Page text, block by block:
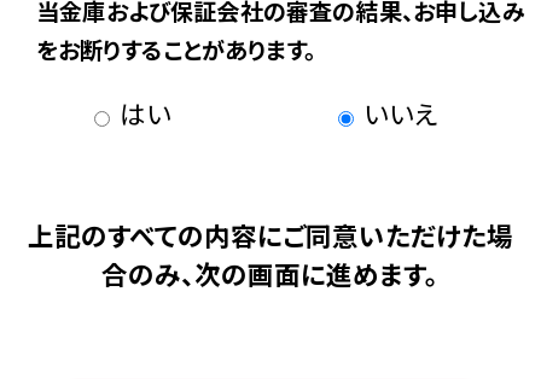
当金庫および保証会社の審査の結果、お申し込み
をお断りすることがあります。
はい いいえ
上記のすべての内容にご同意いただけた場
合のみ、次の画面に進めます。